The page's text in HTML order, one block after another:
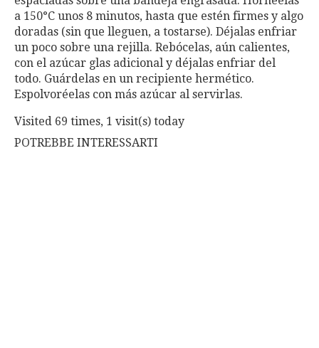
a 150°C unos 8 minutos, hasta que estén firmes y algo
doradas (sin que lleguen, a tostarse). Déjalas enfriar
un poco sobre una rejilla. Rebócelas, aún calientes,
con el azúcar glas adicional y déjalas enfriar del
todo. Guárdelas en un recipiente hermético.
Espolvoréelas con más azúcar al servirlas.
Visited 69 times, 1 visit(s) today
POTREBBE INTERESSARTI